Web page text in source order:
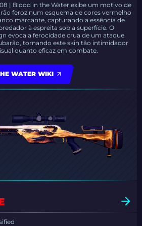
08 | Blood in the Water exibe um motivo de
feroz num esquema de cores vermelho
marcante, capturando a essência de
à espreita sob a superfície. O
evoca a ferocidade crua de um ataque
tornando este skin tão intimidador
quanto eficaz em combate.
WATER WIKI